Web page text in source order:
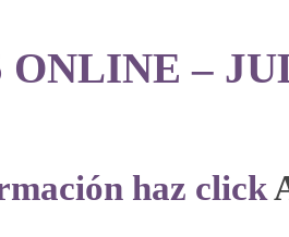
–
haz click